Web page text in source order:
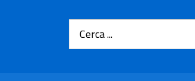
Cerca ...